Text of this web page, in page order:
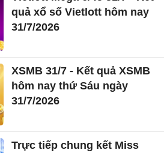
quả xổ số Vietlott hôm nay
31/7/2026
XSMB 31/7 - Kết quả XSMB
hôm nay thứ Sáu ngày
31/7/2026
Trực tiếp chung kết Miss